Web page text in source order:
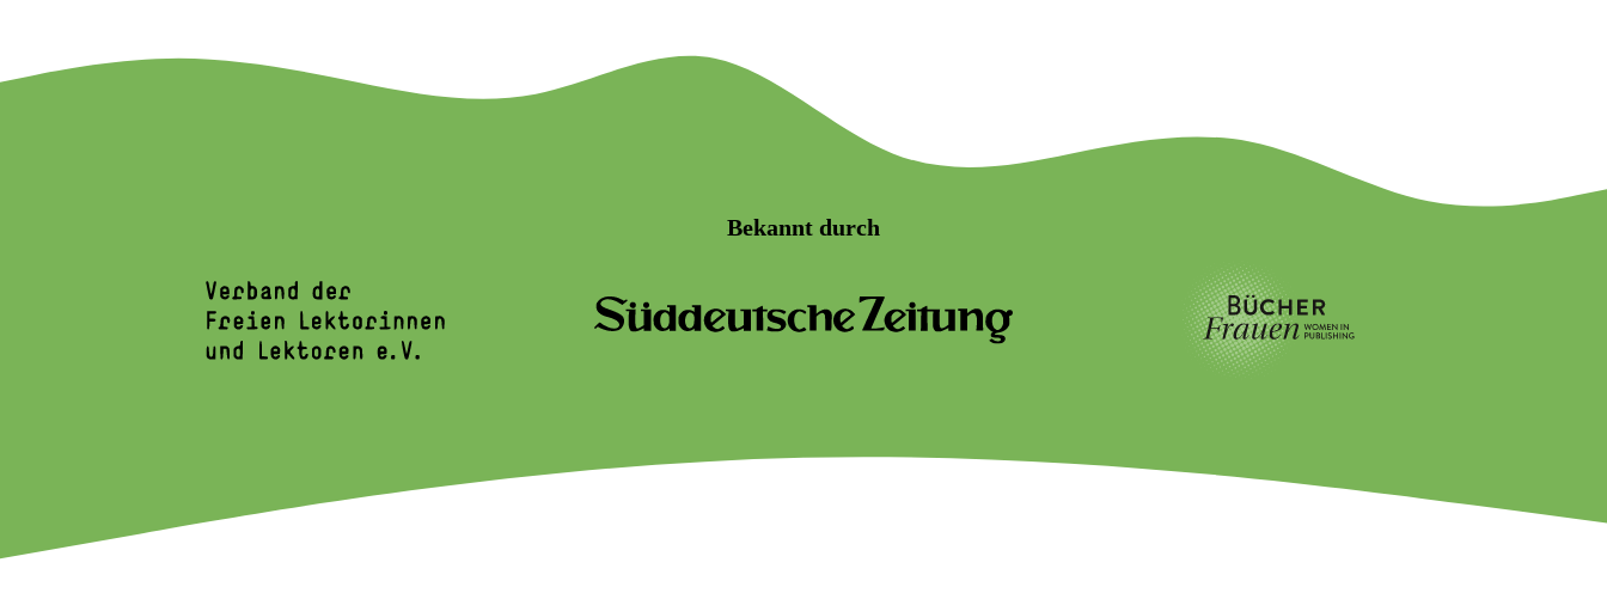
Bekannt durch